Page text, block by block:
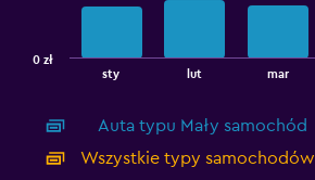
displaying
categories.
Range:
sty lut mar
0 zł
Auta typu Mały samochód
Wszystkie typy samochodów